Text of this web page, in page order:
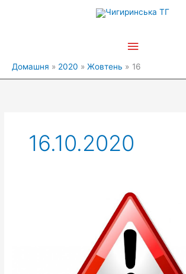
Головне
Домашня 2020 Жовтень 16
16.10.2020